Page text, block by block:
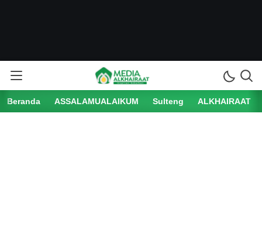
Beranda ASSALAMUALAIKUM Sulteng ALKHAIRAAT